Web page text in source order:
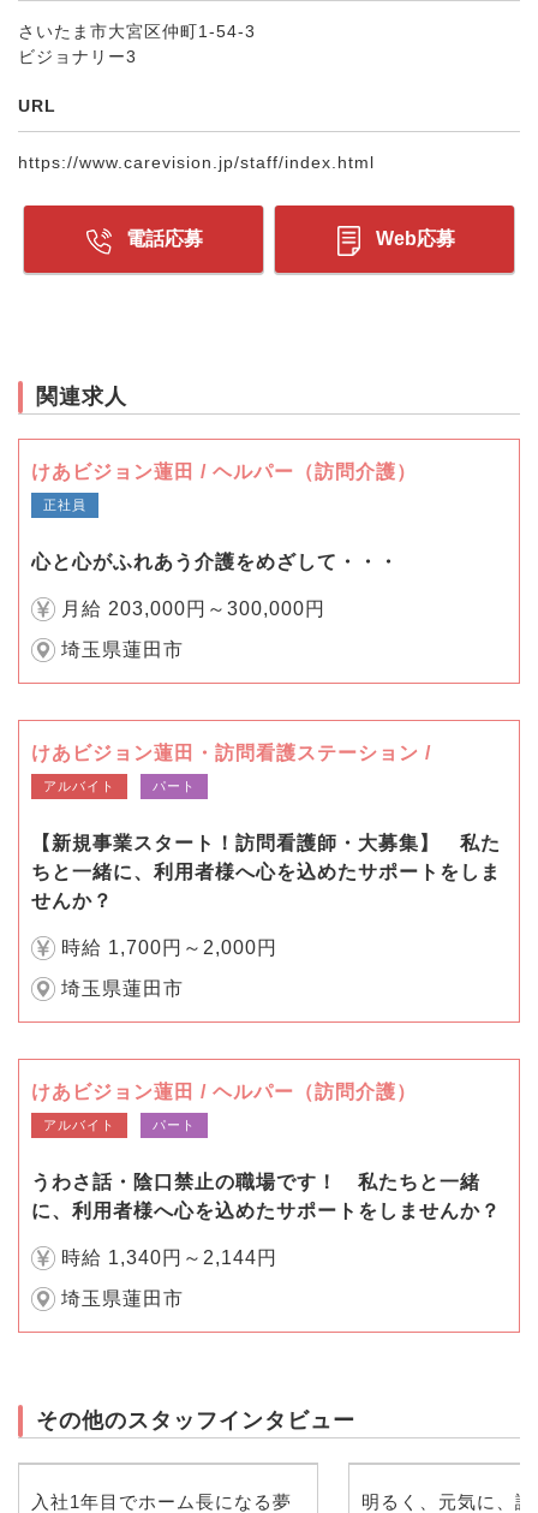
さいたま市大宮区仲町1-54-3
ビジョナリー3
URL
https://www.carevision.jp/staff/index.html
電話応募 Web応募
関連求人
けあビジョン蓮田 / ヘルパー（訪問介護）
正社員
心と心がふれあう介護をめざして・・・
月給 203,000円～300,000円
埼玉県蓮田市
けあビジョン蓮田・訪問看護ステーション /
アルバイト パート
【新規事業スタート！訪問看護師・大募集】 私た
ちと一緒に、利用者様へ心を込めたサポートをしま
せんか？
時給 1,700円～2,000円
埼玉県蓮田市
けあビジョン蓮田 / ヘルパー（訪問介護）
アルバイト パート
うわさ話・陰口禁止の職場です！ 私たちと一緒
に、利用者様へ心を込めたサポートをしませんか？
時給 1,340円～2,144円
埼玉県蓮田市
その他のスタッフインタビュー
入社1年目でホーム長になる夢
明るく、元気に、